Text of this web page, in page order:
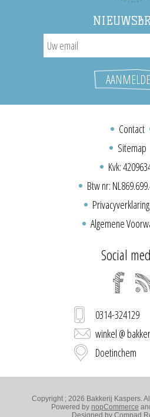
Contact
Sitemap
Kvk:
Btw nr:
Algemene
Social
0314-324129
winkel @
Doetinchem
Copyright ; 2026 Bakkerij Kaspers.
Powered by nopCommerce
Designed by Compad